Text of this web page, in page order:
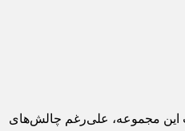
محصولات این مجموعه، علی‌رغم چالش‌های